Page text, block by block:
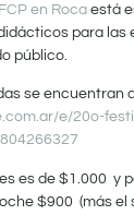
FCP en Roca está
para las
público.
se encuentran
e/20o-
es de $1.000 y
$900 (más el